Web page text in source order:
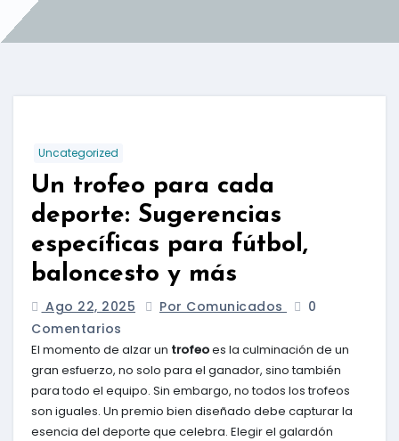
Uncategorized
Un trofeo para cada
deporte: Sugerencias
específicas para fútbol,
baloncesto y más
Ago 22, 2025 Por Comunicados
0
Comentarios
El momento de alzar un trofeoes la culminación de un
gran esfuerzo, no solo para el ganador, sino también
para todo el equipo. Sin embargo, no todos los trofeos
son iguales. Un premio bien diseñado debe capturar la
esencia del deporte que celebra. Elegir el galardón